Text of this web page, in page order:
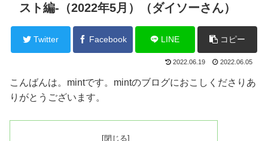
スト編-（2022年5月）（ダイソーさん）
Twitter Facebook LINE コピー
2022.06.19 2022.06.05
こんばんは。mintです。mintのブログにおこしくださりあ
りがとうございます。